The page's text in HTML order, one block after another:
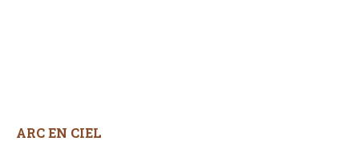
ARC EN CIEL